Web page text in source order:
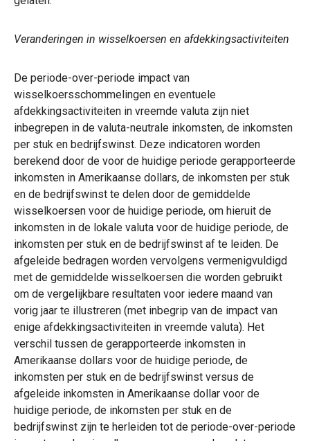
Veranderingen in wisselkoersen en afdekkingsactiviteiten
De periode-over-periode impact van
wisselkoersschommelingen en eventuele
afdekkingsactiviteiten in vreemde valuta zijn niet
inbegrepen in de valuta-neutrale inkomsten, de inkomsten
per stuk en bedrijfswinst. Deze indicatoren worden
berekend door de voor de huidige periode gerapporteerde
inkomsten in Amerikaanse dollars, de inkomsten per stuk
en de bedrijfswinst te delen door de gemiddelde
wisselkoersen voor de huidige periode, om hieruit de
inkomsten in de lokale valuta voor de huidige periode, de
inkomsten per stuk en de bedrijfswinst af te leiden. De
afgeleide bedragen worden vervolgens vermenigvuldigd
met de gemiddelde wisselkoersen die worden gebruikt
om de vergelijkbare resultaten voor iedere maand van
vorig jaar te illustreren (met inbegrip van de impact van
enige afdekkingsactiviteiten in vreemde valuta). Het
verschil tussen de gerapporteerde inkomsten in
Amerikaanse dollars voor de huidige periode, de
inkomsten per stuk en de bedrijfswinst versus de
afgeleide inkomsten in Amerikaanse dollar voor de
huidige periode, de inkomsten per stuk en de
bedrijfswinst zijn te herleiden tot de periode-over-periode